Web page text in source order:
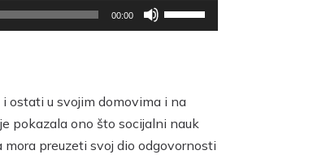
00:00
Upotrijebite
tipke
Gore/Dolje
kako
ostati u svojim domovima i na
pokazala ono što socijalni nauk
preuzeti svoj dio odgovornosti